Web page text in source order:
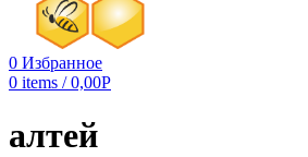
0 Избранное
0 items / 0,00Р
алтей